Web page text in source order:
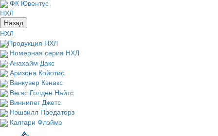
ФК Ювентус
НХЛ
Назад
НХЛ
Продукция НХЛ
Номерная серия НХЛ
Анахайм Дакс
Аризона Койотис
Ванкувер Кэнакс
Вегас Голден Найтс
Виннипег Джетс
Нэшвилл Предаторз
Калгари Флэймз